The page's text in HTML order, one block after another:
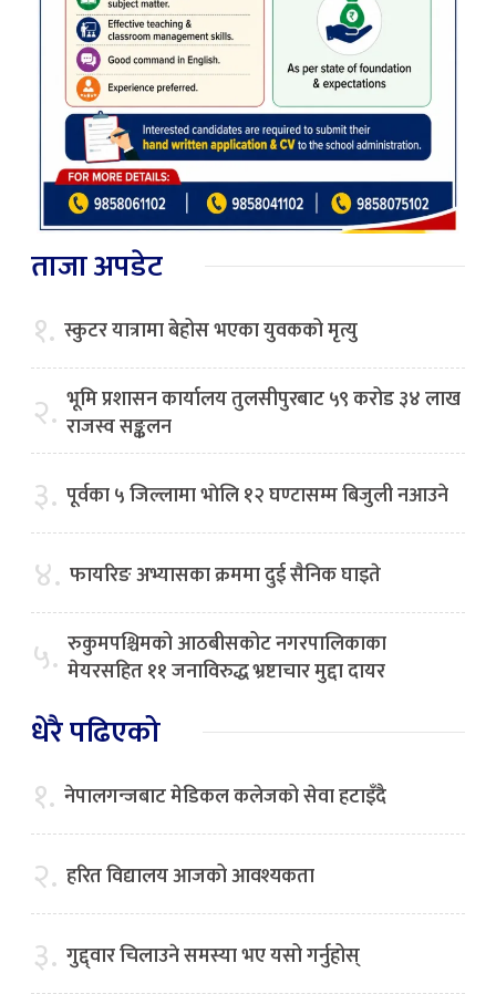
ताजा अपडेट
१. स्कुटर यात्रामा बेहोस भएका युवकको मृत्यु
२. भूमि प्रशासन कार्यालय तुलसीपुरबाट ५९ करोड ३४ लाख
राजस्व सङ्कलन
३. पूर्वका ५ जिल्लामा भाेलि १२ घण्टासम्म बिजुली नआउने
४. फायरिङ अभ्यासका क्रममा दुई सैनिक घाइते
५. रुकुमपश्चिमको आठबीसकोट नगरपालिकाका
मेयरसहित ११ जनाविरुद्ध भ्रष्टाचार मुद्दा दायर
धेरै पढिएको
१. नेपालगन्जबाट मेडिकल कलेजको सेवा हटाइँदै
२. हरित विद्यालय आजको आवश्यकता
३. गुद्द्वार चिलाउने समस्या भए यसो गर्नुहोस्